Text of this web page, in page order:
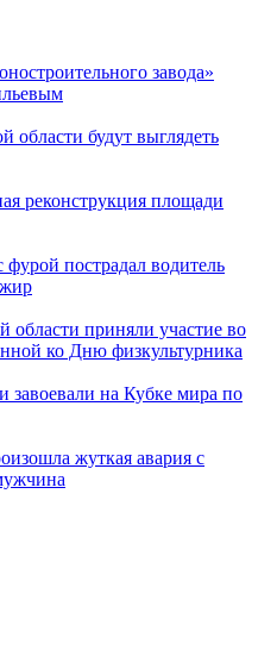
завода»
области будут выглядеть
реконструкция площади
пострадал водитель
приняли участие во
ко Дню физкультурника
завоевали на Кубке мира по
жуткая авария с